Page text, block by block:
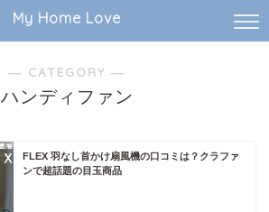
My Home Love
― CATEGORY ―
ハンディファン
FLEX 羽なし首かけ扇風機の口コミは？クラファ
ンで超話題の目玉商品